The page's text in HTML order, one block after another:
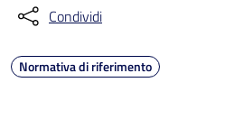
Condividi
Normativa di riferimento